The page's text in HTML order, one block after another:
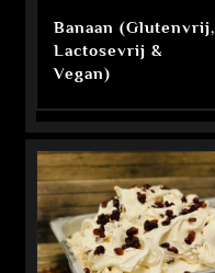
Banaan (Glutenvrij,
Lactosevrij &
Vegan)